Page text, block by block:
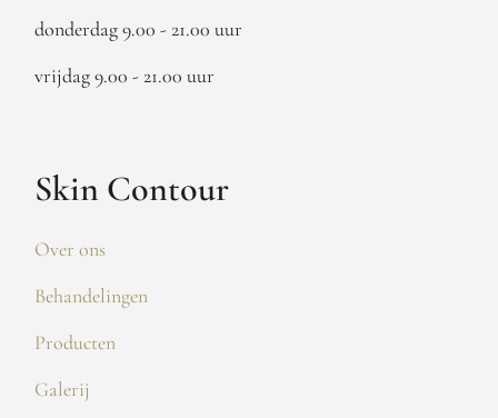
donderdag 9.00 - 21.00 uur
vrijdag 9.00 - 21.00 uur
Skin Contour
Over ons
Behandelingen
Producten
Galerij